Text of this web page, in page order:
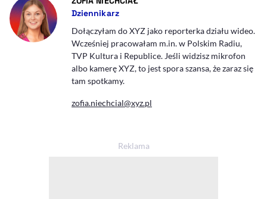
Dziennikarz
Dołączyłam do XYZ jako reporterka działu wideo.
Wcześniej pracowałam m.in. w Polskim Radiu,
TVP Kultura i Republice. Jeśli widzisz mikrofon
albo kamerę XYZ, to jest spora szansa, że zaraz się
tam spotkamy.
zofia.niechcial@xyz.pl